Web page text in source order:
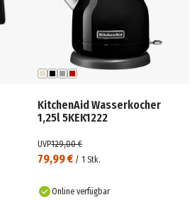
KitchenAid Wasserkocher
1,25l 5KEK1222
79,99 € / 1 Stk.
UVP129,00 €
Online verfügbar